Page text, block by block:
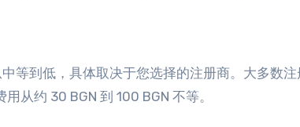
等到低，具体取决于您选择的注册商。大多数
从约 30 BGN 到 100 BGN 不等。